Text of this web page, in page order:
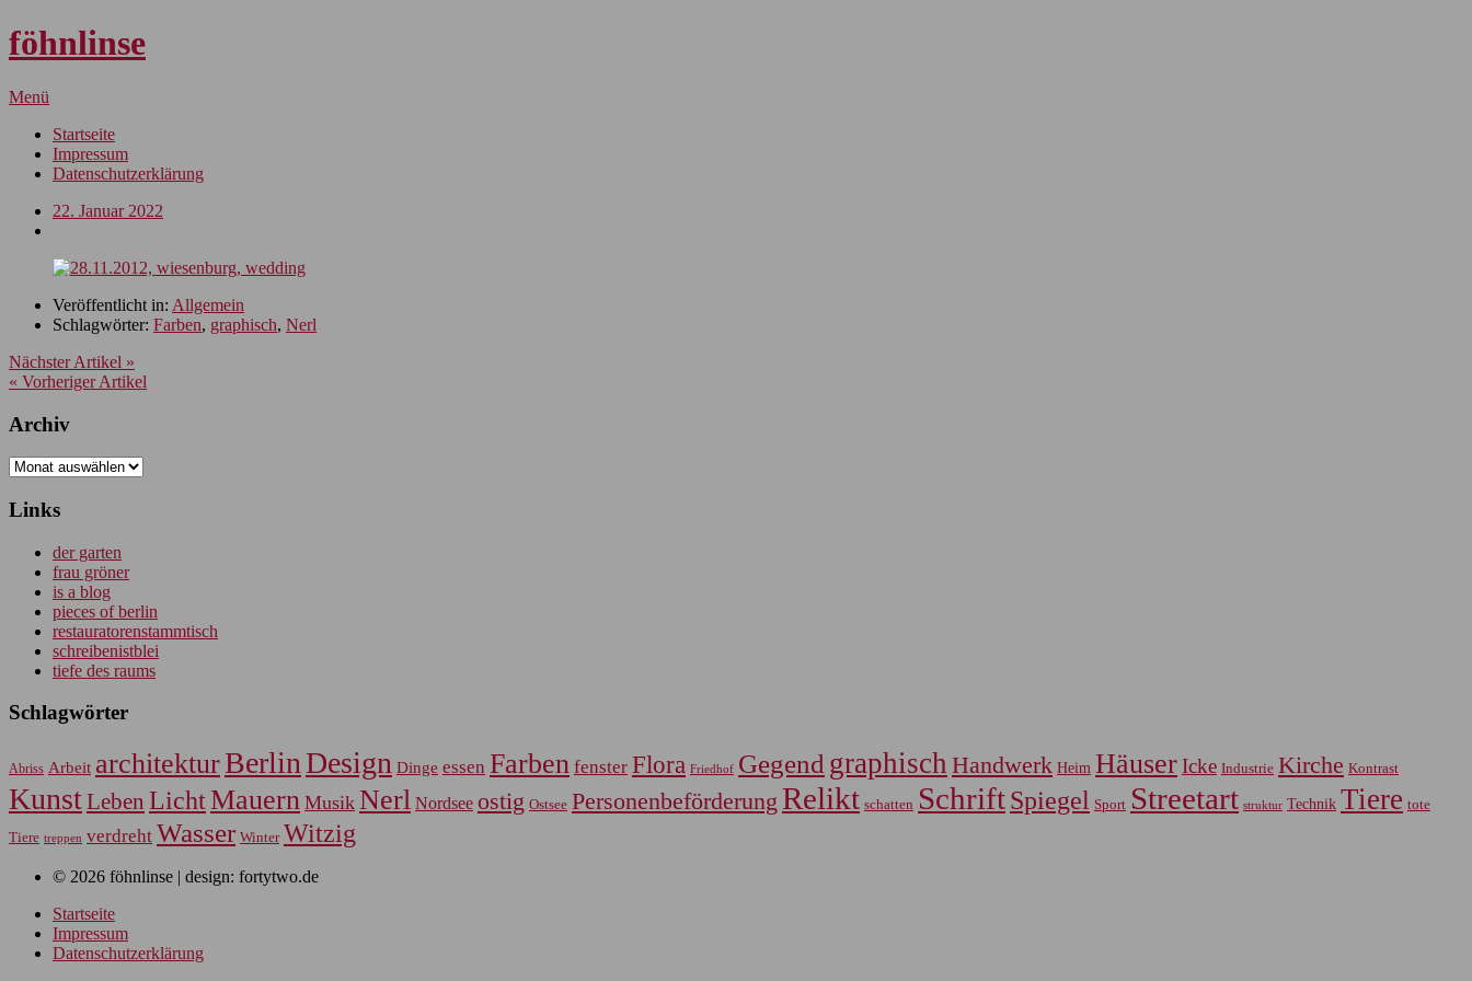
föhnlinse
Menü
Startseite
Impressum
Datenschutzerklärung
22. Januar 2022
Veröffentlicht in: Allgemein
Schlagwörter: Farben, graphisch, Nerl
Nächster Artikel »
« Vorheriger Artikel
Archiv
Archiv
Links
der garten
frau gröner
is a blog
pieces of berlin
restauratorenstammtisch
schreibenistblei
tiefe des raums
Schlagwörter
Abriss Arbeit architekturBerlin Design Dinge essen Farben fenster Flora Friedhof Gegend graphisch Handwerk Heim HäuserIcke Industrie Kirche Kontrast
KunstLeben LichtMauern Musik Nerl Nordsee ostig Ostsee Personenbeförderung Relikt schatten SchriftSpiegel Sport Streetart struktur Technik Tiere tote
Tiere treppen verdreht Wasser Winter Witzig
© 2026 föhnlinse | design: fortytwo.de
Startseite
Impressum
Datenschutzerklärung